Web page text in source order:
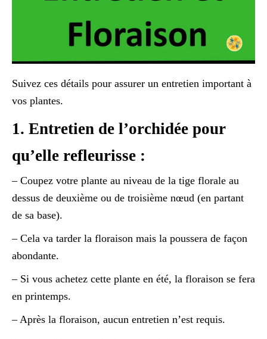
Suivez ces détails pour assurer un entretien important à
vos plantes.
1. Entretien de l’orchidée pour
qu’elle refleurisse :
– Coupez votre plante au niveau de la tige florale au
dessus de deuxième ou de troisième nœud (en partant
de sa base).
– Cela va tarder la floraison mais la poussera de façon
abondante.
– Si vous achetez cette plante en été, la floraison se fera
en printemps.
– Après la floraison, aucun entretien n’est requis.